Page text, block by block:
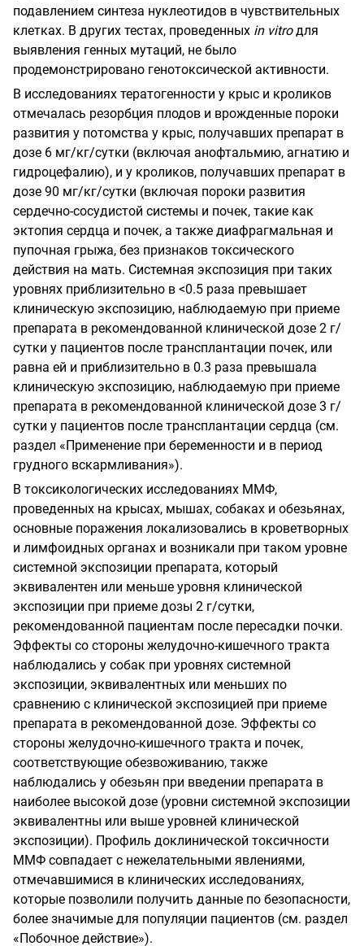
подавлением синтеза нуклеотидов в чувствительных
клетках. В других тестах, проведенных in vitro для
выявления генных мутаций, не было
продемонстрировано генотоксической активности.
В исследованиях тератогенности у крыс и кроликов
отмечалась резорбция плодов и врожденные пороки
развития у потомства у крыс, получавших препарат в
дозе 6 мг/кг/сутки (включая анофтальмию, агнатию и
гидроцефалию), и у кроликов, получавших препарат в
дозе 90 мг/кг/сутки (включая пороки развития
сердечно-сосудистой системы и почек, такие как
эктопия сердца и почек, а также диафрагмальная и
пупочная грыжа, без признаков токсического
действия на мать. Системная экспозиция при таких
уровнях приблизительно в <0.5 раза превышает
клиническую экспозицию, наблюдаемую при приеме
препарата в рекомендованной клинической дозе 2 г/
сутки у пациентов после трансплантации почек, или
равна ей и приблизительно в 0.3 раза превышала
клиническую экспозицию, наблюдаемую при приеме
препарата в рекомендованной клинической дозе 3 г/
сутки у пациентов после трансплантации сердца (см.
раздел «Применение при беременности и в период
грудного вскармливания»).
В токсикологических исследованиях ММФ,
проведенных на крысах, мышах, собаках и обезьянах,
основные поражения локализовались в кроветворных
и лимфоидных органах и возникали при таком уровне
системной экспозиции препарата, который
эквивалентен или меньше уровня клинической
экспозиции при приеме дозы 2 г/сутки,
рекомендованной пациентам после пересадки почки.
Эффекты со стороны желудочно-кишечного тракта
наблюдались у собак при уровнях системной
экспозиции, эквивалентных или меньших по
сравнению с клинической экспозицией при приеме
препарата в рекомендованной дозе. Эффекты со
стороны желудочно-кишечного тракта и почек,
соответствующие обезвоживанию, также
наблюдались у обезьян при введении препарата в
наиболее высокой дозе (уровни системной экспозиции
эквивалентны или выше уровней клинической
экспозиции). Профиль доклинической токсичности
ММФ совпадает с нежелательными явлениями,
отмечавшимися в клинических исследованиях,
которые позволили получить данные по безопасности,
более значимые для популяции пациентов (см. раздел
«Побочное действие»).